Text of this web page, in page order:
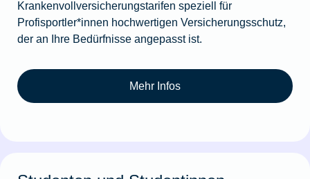
Krankenvollversicherungstarifen speziell für
Profisportler*innen hochwertigen Versicherungsschutz,
der an Ihre Bedürfnisse angepasst ist.
Mehr Infos